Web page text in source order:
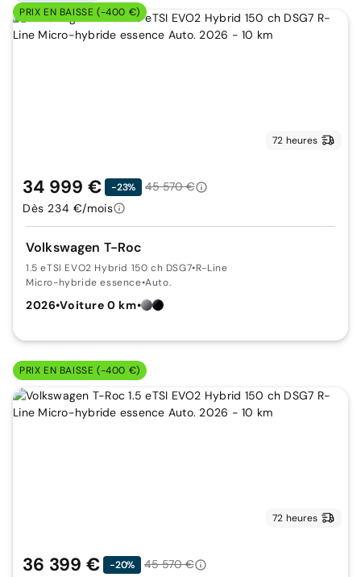
PRIX EN BAISSE (-400 €)
72 heures
Volkswagen T-Roc
1.5 eTSI EVO2 Hybrid 150 ch DSG7•R-Line
Micro-hybride essence•Auto.
2026•Voiture 0 km•
34 999 € -23%
45 570 €
Dès 234 €/mois
PRIX EN BAISSE (-400 €)
72 heures
36 399 € -20%
45 570 €